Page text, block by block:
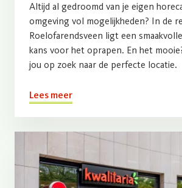
Altijd al gedroomd van je eigen
omgeving vol mogelijkheden? In de
Roelofarendsveen ligt een
kans voor het oprapen. En het
jou op zoek naar de perfecte locatie.
Lees meer